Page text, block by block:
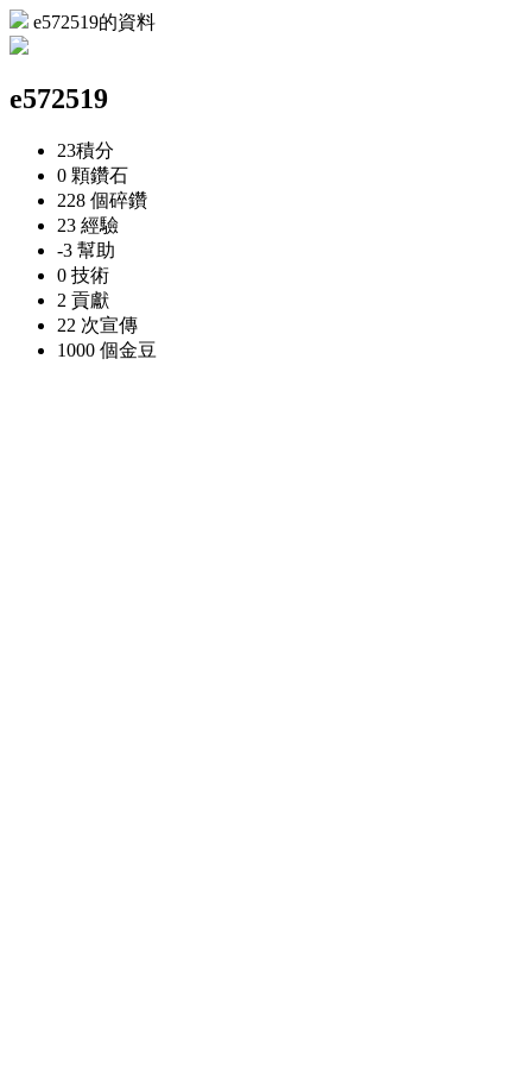
e572519的資料
e572519
23積分
0 顆鑽石
228 個碎鑽
23 經驗
-3 幫助
0 技術
2 貢獻
22 次宣傳
1000 個金豆